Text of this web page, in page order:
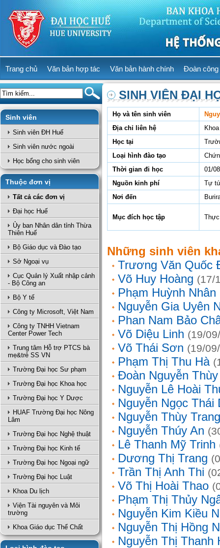
Trang chủ Văn bản hợp tác Văn bản hành chính Đoàn công
Sinh viên
Sinh viên ĐH Huế
Sinh viên nước ngoài
Học bổng cho sinh viên
Thuộc đơn vị
Tất cả các đơn vị
Đại học Huế
Ủy ban Nhân dân tỉnh Thừa
Thiên Huế
Bộ Giáo dục và Đào tạo
Sở Ngoại vụ
Cục Quản lý Xuất nhập cảnh
- Bộ Công an
Bộ Y tế
Công ty Microsoft, Việt Nam
Công ty TNHH Vietnam
Center Power Tech
Trung tâm Hỗ trợ PTCS bà
mẹ&trẻ SS VN
Trường Đại học Sư phạm
Trường Đại học Khoa học
Trường Đại học Y Dược
HUAF Trường Đại học Nông
Lâm
Trường Đại học Nghệ thuật
Trường Đại học Kinh tế
Trường Đại học Ngoại ngữ
Trường Đại học Luật
Khoa Du lịch
Viện Tài nguyên và Môi
trường
Khoa Giáo dục Thể Chất
SINH VIÊN ĐẠI
Họ và tên sinh viên
Địa chỉ liên hệ
Học tại
Loại hình đào tạo
Thời gian đi học
01/
Nguồn kinh phí
Tự
Nơi đến
Mục đích học tập
Những sinh viên
Trương Văn Quốc
Võ Huy Hoàng (17/
Phạm Huỳnh Nhân
Nguyễn Gia Uyên
Phan Nam Bảo
Võ Diệu Linh (19/
Võ Thái Sơn (19/
Phạm Thị Thu Hà
Đoàn Nguyễn
Nguyễn Lê Hoài
Nguyễn Ngọc Thái
Nguyễn Thùy Trang
Nguyễn Thúy An
Lê Thanh Mỹ Trinh
Dương Thị Trang
Trần Thị Anh Thi
Võ Thị Hoài Thao
Phạm Thị Thủy
Nguyễn Kim Kiều
Nguyễn Thị Hồng
Nguyễn Thị Thanh